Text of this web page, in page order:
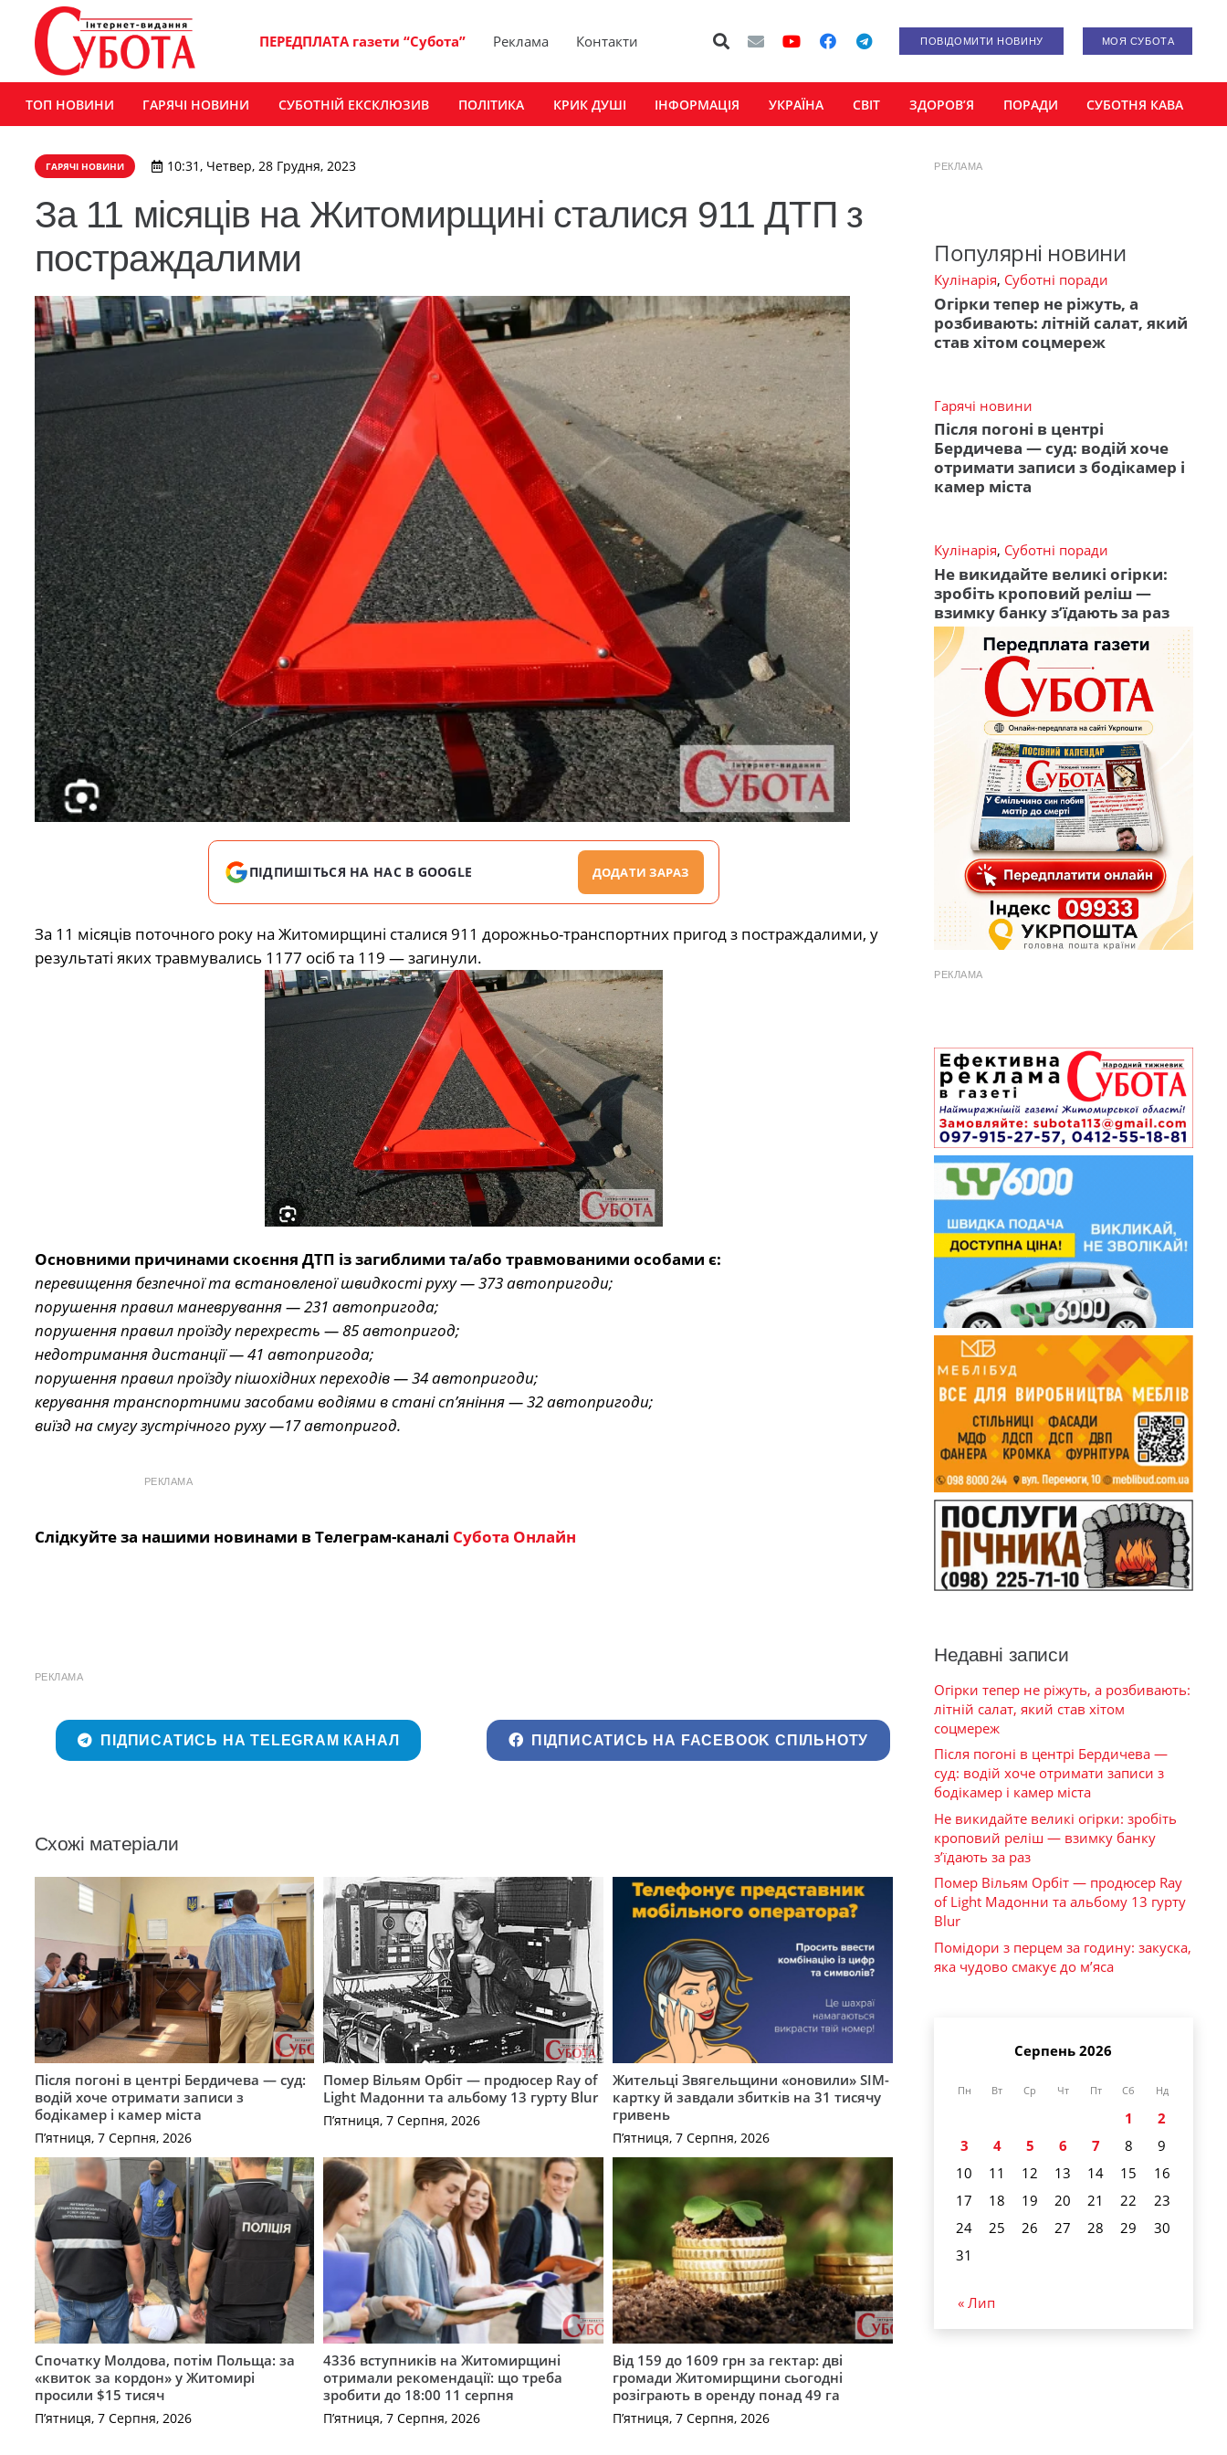
ПЕРЕДПЛАТА газети “Субота” Реклама Контакти ПОВІДОМИТИ НОВИНУ МОЯ СУБОТА
ТОП НОВИНИ ГАРЯЧІ НОВИНИ СУБОТНІЙ ЕКСКЛЮЗИВ ПОЛІТИКА КРИК ДУШІ ІНФОРМАЦІЯ УКРАЇНА СВІТ ЗДОРОВ’Я ПОРАДИ СУБОТНЯ КАВА
ГАРЯЧІ НОВИНИ 10:31, Четвер, 28 Грудня, 2023
За 11 місяців на Житомирщині сталися 911 ДТП з
постраждалими
ПІДПИШІТЬСЯ НА НАС В GOOGLE ДОДАТИ ЗАРАЗ
За 11 місяців поточного року на Житомирщині сталися 911 дорожньо-транспортних пригод з постраждалими, у
результаті яких травмувались 1177 осіб та 119 — загинули.
Основними причинами скоєння ДТП із загиблими та/або травмованими особами є:
перевищення безпечної та встановленої швидкості руху — 373 автопригоди;
порушення правил маневрування — 231 автопригода;
порушення правил проїзду перехресть — 85 автопригод;
недотримання дистанції — 41 автопригода;
порушення правил проїзду пішохідних переходів — 34 автопригоди;
керування транспортними засобами водіями в стані сп’яніння — 32 автопригоди;
виїзд на смугу зустрічного руху —17 автопригод.
РЕКЛАМА
Слідкуйте за нашими новинами в Телеграм-каналі Субота Онлайн
РЕКЛАМА
ПІДПИСАТИСЬ НА TELEGRAM КАНАЛ ПІДПИСАТИСЬ НА FACEBOOK СПІЛЬНОТУ
Схожі матеріали
Після погоні в центрі Бердичева — суд:
водій хоче отримати записи з
бодікамер і камер міста
П’ятниця, 7 Серпня, 2026
Помер Вільям Орбіт — продюсер Ray of
Light Мадонни та альбому 13 гурту Blur
П’ятниця, 7 Серпня, 2026
Жительці Звягельщини «оновили» SIM-
картку й завдали збитків на 31 тисячу
гривень
П’ятниця, 7 Серпня, 2026
Спочатку Молдова, потім Польща: за
«квиток за кордон» у Житомирі
просили $15 тисяч
П’ятниця, 7 Серпня, 2026
4336 вступників на Житомирщині
отримали рекомендації: що треба
зробити до 18:00 11 серпня
П’ятниця, 7 Серпня, 2026
Від 159 до 1609 грн за гектар: дві
громади Житомирщини сьогодні
розіграють в оренду понад 49 га
П’ятниця, 7 Серпня, 2026
РЕКЛАМА
Популярні новини
Кулінарія, Суботні поради
Огірки тепер не ріжуть, а
розбивають: літній салат, який
став хітом соцмереж
Гарячі новини
Після погоні в центрі
Бердичева — суд: водій хоче
отримати записи з бодікамер і
камер міста
Кулінарія, Суботні поради
Не викидайте великі огірки:
зробіть кроповий реліш —
взимку банку з’їдають за раз
РЕКЛАМА
Недавні записи
Огірки тепер не ріжуть, а розбивають:
літній салат, який став хітом
соцмереж
Після погоні в центрі Бердичева —
суд: водій хоче отримати записи з
бодікамер і камер міста
Не викидайте великі огірки: зробіть
кроповий реліш — взимку банку
з’їдають за раз
Помер Вільям Орбіт — продюсер Ray
of Light Мадонни та альбому 13 гурту
Blur
Помідори з перцем за годину: закуска,
яка чудово смакує до м’яса
Серпень 2026
Пн Вт Ср Чт Пт Сб Нд
1
2
3
4 5 6 7 8
9
10
11 12 13 14 15
16
17
18 19 20 21 22
23
24
25 26 27 28 29
30
31
« Лип